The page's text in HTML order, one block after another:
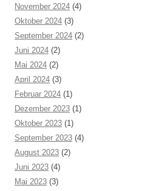
November 2024 (4)
Oktober 2024 (3)
September 2024 (2)
Juni 2024 (2)
Mai 2024 (2)
April 2024 (3)
Februar 2024 (1)
Dezember 2023 (1)
Oktober 2023 (1)
September 2023 (4)
August 2023 (2)
Juni 2023 (4)
Mai 2023 (3)